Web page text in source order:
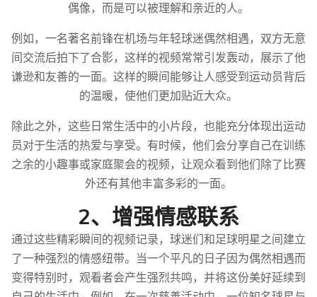
偶像，而是可以被理解和亲近的人。
例如，一名著名前锋在机场与年轻球迷偶然相遇，双方无意
间交流后拍下了合影，这样的视频常常引发轰动，展示了他
谦逊和友善的一面。这样的瞬间能够让人感受到运动员背后
的温暖，使他们更加贴近大众。
除此之外，这些日常生活中的小片段，也能充分体现出运动
员对于生活的热爱与享受。有时候，他们会分享自己在训练
之余的小趣事或家庭聚会的视频，让观众看到他们除了比赛
外还有其他丰富多彩的一面。
2、增强情感联系
通过这些精彩瞬间的视频记录，球迷们和足球明星之间建立
了一种强烈的情感纽带。当一个平凡的日子因为偶然相遇而
变得特别时，观看者会产生强烈共鸣，并将这份美好延续到